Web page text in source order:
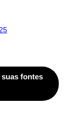
fontes